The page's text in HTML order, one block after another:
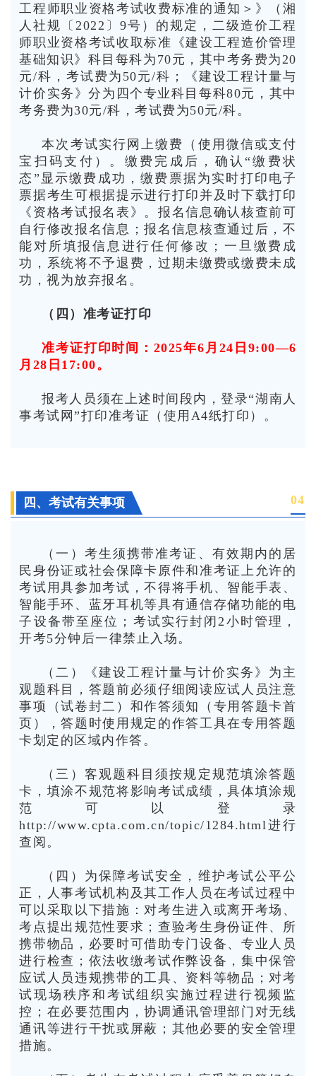
工程师职业资格考试收费标准的通知＞》（湘
人社规〔2022〕9号）的规定，二级造价工程
师职业资格考试收取标准《建设工程造价管理
基础知识》科目每科为70元，其中考务费为20
元/科，考试费为50元/科；《建设工程计量与
计价实务》分为四个专业科目每科80元，其中
考务费为30元/科，考试费为50元/科。
本次考试实行网上缴费（使用微信或支付
宝扫码支付）。缴费完成后，确认“缴费状
态”显示缴费成功，缴费票据为实时打印电子
票据考生可根据提示进行打印并及时下载打印
《资格考试报名表》。报名信息确认核查前可
自行修改报名信息；报名信息核查通过后，不
能对所填报信息进行任何修改；一旦缴费成
功，系统将不予退费，过期未缴费或缴费未成
功，视为放弃报名。
（四）准考证打印
准考证打印时间：2025年6月24日9:00—6
月28日17:00。
报考人员须在上述时间段内，登录“湖南人
事考试网”打印准考证（使用A4纸打印）。
四、考试有关事项 04
（一）考生须携带准考证、有效期内的居
民身份证或社会保障卡原件和准考证上允许的
考试用具参加考试，不得将手机、智能手表、
智能手环、蓝牙耳机等具有通信存储功能的电
子设备带至座位；考试实行封闭2小时管理，
开考5分钟后一律禁止入场。
（二）《建设工程计量与计价实务》为主
观题科目，答题前必须仔细阅读应试人员注意
事项（试卷封二）和作答须知（专用答题卡首
页），答题时使用规定的作答工具在专用答题
卡划定的区域内作答。
（三）客观题科目须按规定规范填涂答题
卡，填涂不规范将影响考试成绩，具体填涂规
范可以登录
http://www.cpta.com.cn/topic/1284.html进行
查阅。
（四）为保障考试安全，维护考试公平公
正，人事考试机构及其工作人员在考试过程中
可以采取以下措施：对考生进入或离开考场、
考点提出规范性要求；查验考生身份证件、所
携带物品，必要时可借助专门设备、专业人员
进行检查；依法收缴考试作弊设备，集中保管
应试人员违规携带的工具、资料等物品；对考
试现场秩序和考试组织实施过程进行视频监
控；在必要范围内，协调通讯管理部门对无线
通讯等进行干扰或屏蔽；其他必要的安全管理
措施。